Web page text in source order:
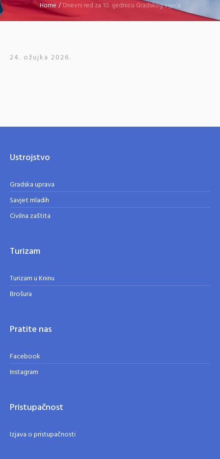
Home /Dnevni red za 10. sjednicu Gradskog vijeća
24. ožujka 2026.
Ustrojstvo
Gradska uprava
Savjet mladih
Civilna zaštita
Turizam
Turizam u Kninu
Brošura
Pratite nas
Facebook
Instagram
Pristupačnost
Izjava o pristupačnosti